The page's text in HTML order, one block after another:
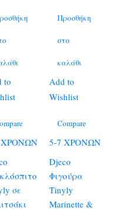
to
ΧΡΟΝΩΝ
σε
Προσθήκη
στο
καλάθι
Add to
Wishlist
Compare
5-7 ΧΡΟΝΩΝ
Djeco
Φιγούρα
Tinyly
Marinette &